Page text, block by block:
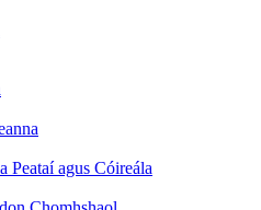
Peataí agus Cóireála